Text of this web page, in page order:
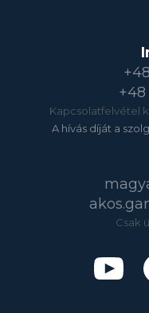
Kapcsolatfelvétel
A hívás díját a
Csak